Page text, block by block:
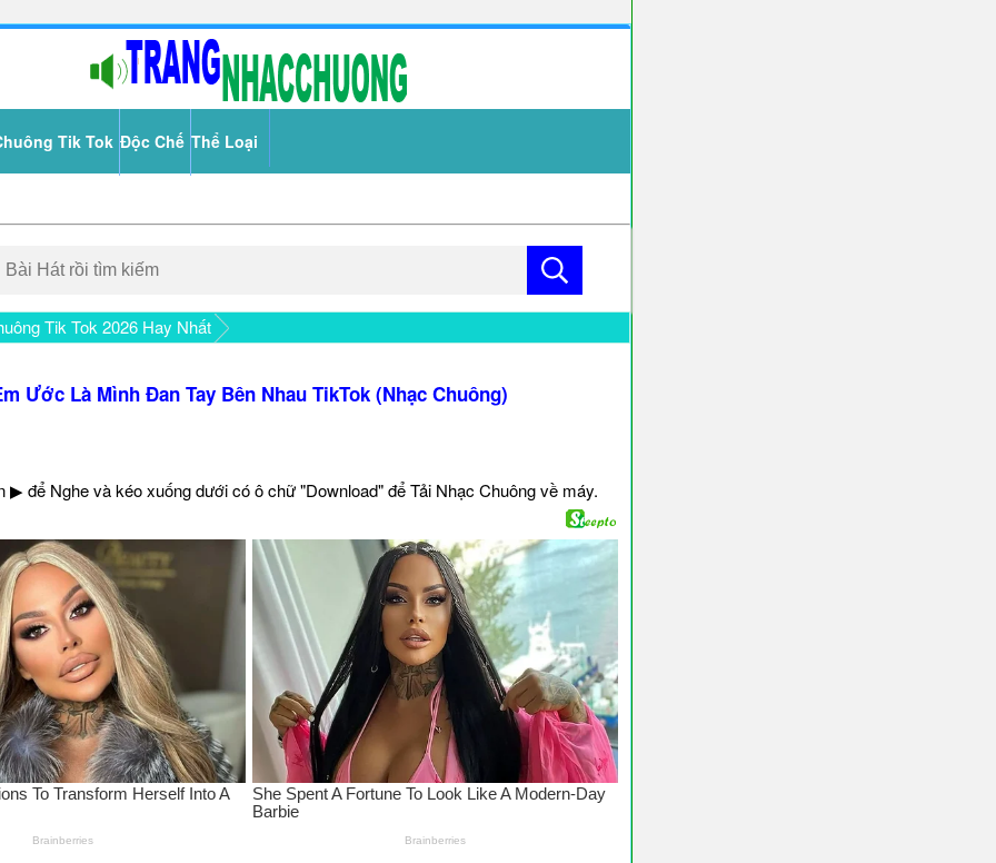
Tik Tok Độc Chế Thể Loại
Tik Tok 2026 Hay Nhất
Ước Là Mình Đan Tay Bên Nhau TikTok (Nhạc Chuông)
▶ để Nghe và kéo xuống dưới có ô chữ "Download" để Tải Nhạc Chuông về máy.